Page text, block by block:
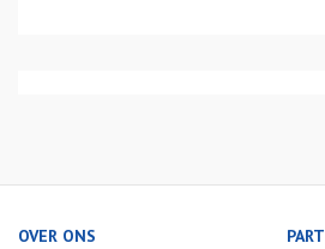
OVER ONS